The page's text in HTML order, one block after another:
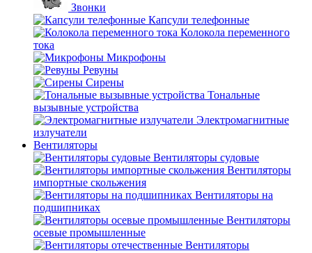
Звонки
Капсули телефонные
Колокола переменного
тока
Микрофоны
Ревуны
Сирены
Тональные
вызывные устройства
Электромагнитные
излучатели
Вентиляторы
Вентиляторы судовые
Вентиляторы
импортные скольжения
Вентиляторы на
подшипниках
Вентиляторы
осевые промышленные
Вентиляторы